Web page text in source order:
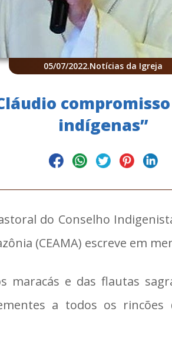
05/07/2022.Notícias da Igreja
indígenas”
do Conselho
(CEAMA) escreve em
maracás e das flautas
a todos os